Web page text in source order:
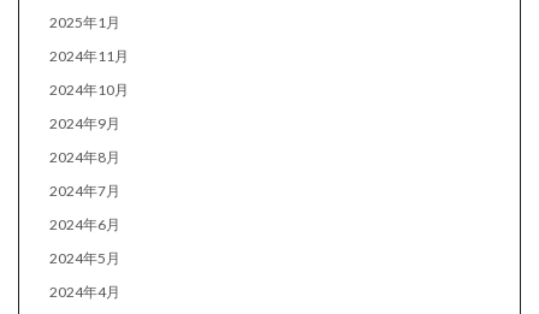
2025年1月
2024年11月
2024年10月
2024年9月
2024年8月
2024年7月
2024年6月
2024年5月
2024年4月